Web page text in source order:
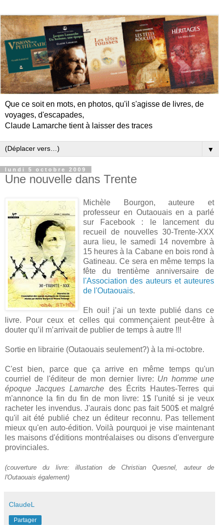
Que ce soit en mots, en photos, qu'il s'agisse de livres, de
voyages, d'escapades,
Claude Lamarche tient à laisser des traces
▼
lundi 5 octobre 2009
Une nouvelle dans Trente
Michèle Bourgon, auteure et
professeur en Outaouais en a parlé
sur Facebook : le lancement du
recueil de nouvelles 30-Trente-XXX
aura lieu, le samedi 14 novembre à
15 heures à la Cabane en bois rond à
Gatineau. Ce sera en même temps la
fête du trentième anniversaire de
l'Association des auteurs et auteures
de l'Outaouais.
Eh oui! j’ai un texte publié dans ce
livre. Pour ceux et celles qui commençaient peut-être à
douter qu’il m’arrivait de publier de temps à autre !!!
Sortie en librairie (Outaouais seulement?) à la mi-octobre.
C'est bien, parce que ça arrive en même temps qu'un
courriel de l'éditeur de mon dernier livre: Un homme une
époque Jacques Lamarche des Écrits Hautes-Terres qui
m'annonce la fin du fin de mon livre: 1$ l'unité si je veux
racheter les invendus. J'aurais donc pas fait 500$ et malgré
qu'il ait été publié chez un éditeur reconnu. Pas tellement
mieux qu'en auto-édition. Voilà pourquoi je vise maintenant
les maisons d'éditions montréalaises ou disons d'envergure
provinciales.
(couverture du livre: illustation de Christian Quesnel, auteur de
l'Outaouais également)
ClaudeL
Partager